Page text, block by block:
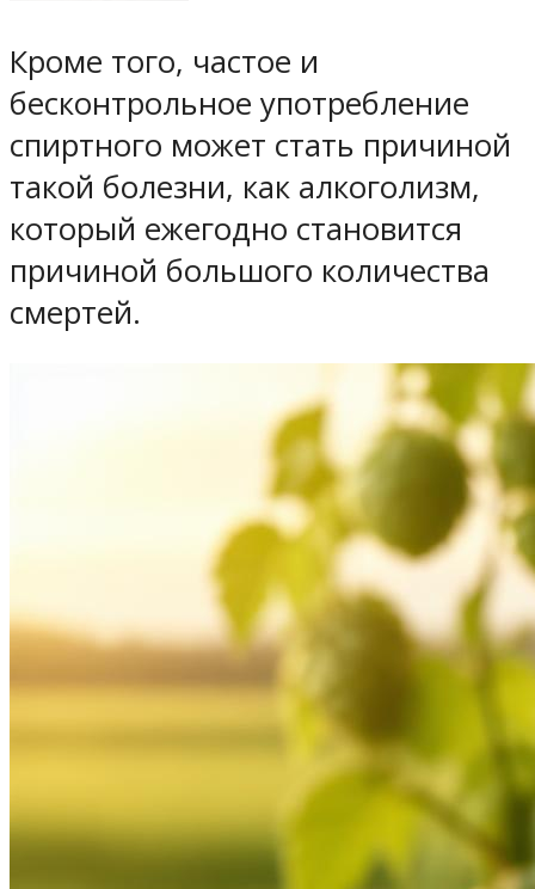
Кроме того, частое и
бесконтрольное употребление
спиртного может стать причиной
такой болезни, как алкоголизм,
который ежегодно становится
причиной большого количества
смертей.